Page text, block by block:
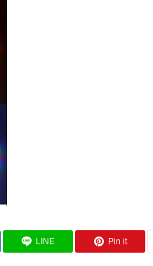
LINE Pin it